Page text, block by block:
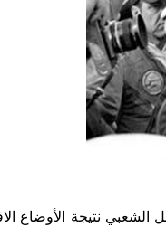
نتيجة الأوضاع